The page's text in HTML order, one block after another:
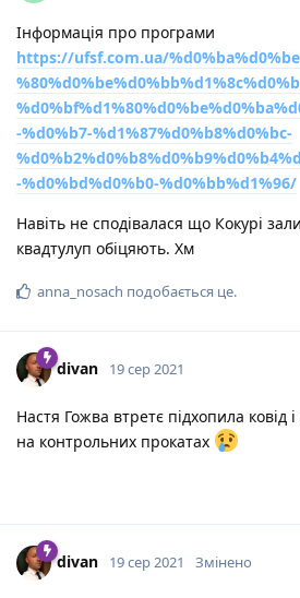
Інформація про програми
https://ufsf.com.ua/
-%d0%b7-%d1%87%d0%b8%d0%bc-
-%d0%bd%d0%b0-%d0%bb%d1%96/
Навіть не сподівалася що Кокурі
квадтулуп обіцяють. Хм
anna_nosach подобається це.
divan 19 сер 2021
Настя Гожва втретє підхопила ковід
на контрольних прокатах
divan 19 сер 2021 Змінено